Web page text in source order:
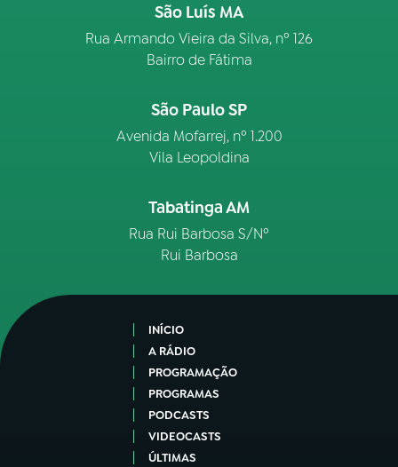
São Luís MA
Rua Armando Vieira da Silva, nº 126
Bairro de Fátima
São Paulo SP
Avenida Mofarrej, nº 1.200
Vila Leopoldina
Tabatinga AM
Rua Rui Barbosa S/Nº
Rui Barbosa
INÍCIO
A RÁDIO
PROGRAMAÇÃO
PROGRAMAS
PODCASTS
VIDEOCASTS
ÚLTIMAS